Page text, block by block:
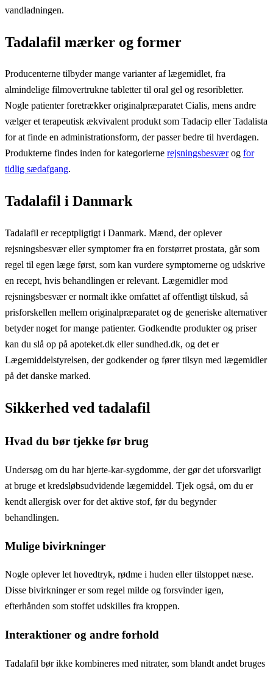
vandladningen.
Tadalafil mærker og former
Producenterne tilbyder mange varianter af lægemidlet, fra
almindelige filmovertrukne tabletter til oral gel og resoribletter.
Nogle patienter foretrækker originalpræparatet Cialis, mens andre
vælger et terapeutisk ækvivalent produkt som Tadacip eller Tadalista
for at finde en administrationsform, der passer bedre til hverdagen.
Produkterne findes inden for kategorierne rejsningsbesværog for
tidlig sædafgang.
Tadalafil i Danmark
Tadalafil er receptpligtigt i Danmark. Mænd, der oplever
rejsningsbesvær eller symptomer fra en forstørret prostata, går som
regel til egen læge først, som kan vurdere symptomerne og udskrive
en recept, hvis behandlingen er relevant. Lægemidler mod
rejsningsbesvær er normalt ikke omfattet af offentligt tilskud, så
prisforskellen mellem originalpræparatet og de generiske alternativer
betyder noget for mange patienter. Godkendte produkter og priser
kan du slå op på apoteket.dk eller sundhed.dk, og det er
Lægemiddelstyrelsen, der godkender og fører tilsyn med lægemidler
på det danske marked.
Sikkerhed ved tadalafil
Hvad du bør tjekke før brug
Undersøg om du har hjerte-kar-sygdomme, der gør det uforsvarligt
at bruge et kredsløbsudvidende lægemiddel. Tjek også, om du er
kendt allergisk over for det aktive stof, før du begynder
behandlingen.
Mulige bivirkninger
Nogle oplever let hovedtryk, rødme i huden eller tilstoppet næse.
Disse bivirkninger er som regel milde og forsvinder igen,
efterhånden som stoffet udskilles fra kroppen.
Interaktioner og andre forhold
Tadalafil bør ikke kombineres med nitrater, som blandt andet bruges